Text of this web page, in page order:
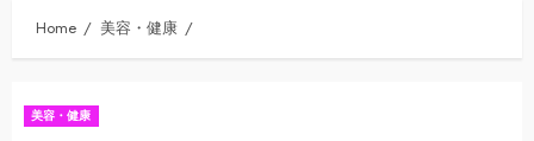
Home 美容・健康
美容・健康